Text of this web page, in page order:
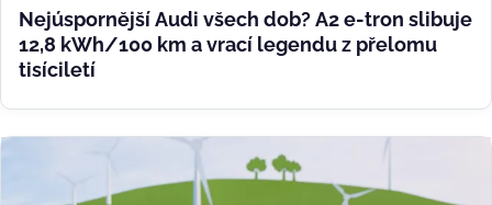
Nejúspornější Audi všech dob? A2 e-tron slibuje
12,8 kWh/100 km a vrací legendu z přelomu
tisíciletí